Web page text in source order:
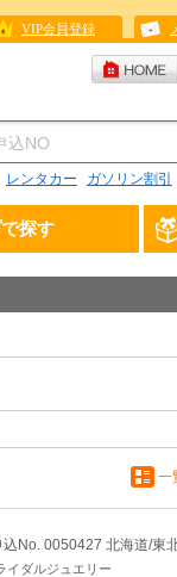
VIP会員登録
レンタカー ガソリン割引
探す
一
込No. 0050427 北海道/東
イダルジュエリー